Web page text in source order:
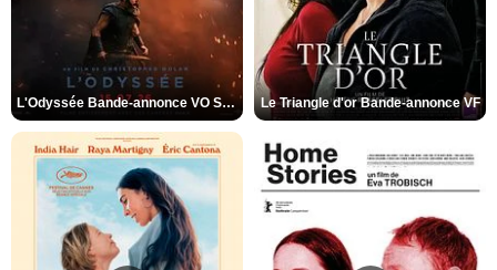
L'Odyssée Bande-annonce VO STFR Le Triangle d'or Bande-annonce VF